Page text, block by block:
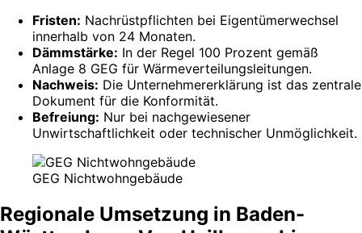
Fristen: Nachrüstpflichten bei Eigentümerwechsel
innerhalb von 24 Monaten.
Dämmstärke: In der Regel 100 Prozent gemäß
Anlage 8 GEG für Wärmeverteilungsleitungen.
Nachweis: Die Unternehmererklärung ist das zentrale
Dokument für die Konformität.
Befreiung: Nur bei nachgewiesener
Unwirtschaftlichkeit oder technischer Unmöglichkeit.
GEG Nichtwohngebäude
Regionale Umsetzung in Baden-